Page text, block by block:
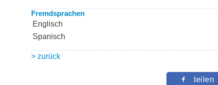
Fremdsprachen
Englisch
Spanisch
> zurück
teilen